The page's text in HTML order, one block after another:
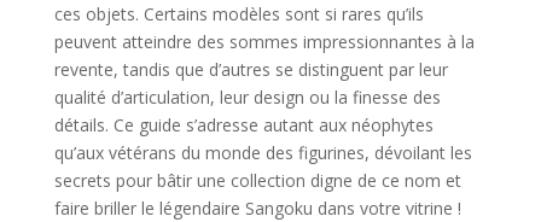
ces objets. Certains modèles sont si rares qu’ils
peuvent atteindre des sommes impressionnantes à la
revente, tandis que d’autres se distinguent par leur
qualité d’articulation, leur design ou la finesse des
détails. Ce guide s’adresse autant aux néophytes
qu’aux vétérans du monde des figurines, dévoilant les
secrets pour bâtir une collection digne de ce nom et
faire briller le légendaire Sangoku dans votre vitrine !